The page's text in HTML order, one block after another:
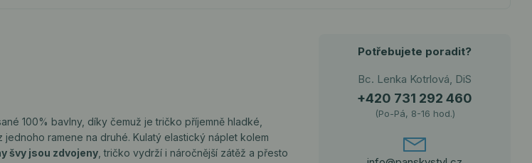
100% bavlny, díky čemuž je tričko příjemně hladké,
ramene na druhé. Kulatý elastický náplet kolem
švy jsou zdvojeny , tričko vydrží i náročnější zátěž a přesto
Potřebujete poradit?
Bc. Lenka Kotrlová, DiS
+420 731 292 460
(Po-Pá, 8-16 hod.)